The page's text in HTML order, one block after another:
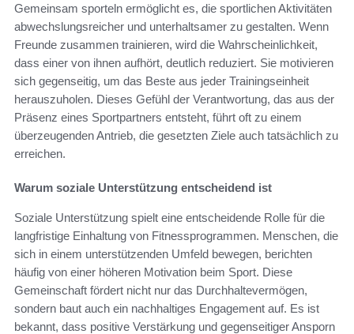
Gemeinsam sporteln ermöglicht es, die sportlichen Aktivitäten
abwechslungsreicher und unterhaltsamer zu gestalten. Wenn
Freunde zusammen trainieren, wird die Wahrscheinlichkeit,
dass einer von ihnen aufhört, deutlich reduziert. Sie motivieren
sich gegenseitig, um das Beste aus jeder Trainingseinheit
herauszuholen. Dieses Gefühl der Verantwortung, das aus der
Präsenz eines Sportpartners entsteht, führt oft zu einem
überzeugenden Antrieb, die gesetzten Ziele auch tatsächlich zu
erreichen.
Warum soziale Unterstützung entscheidend ist
Soziale Unterstützung spielt eine entscheidende Rolle für die
langfristige Einhaltung von Fitnessprogrammen. Menschen, die
sich in einem unterstützenden Umfeld bewegen, berichten
häufig von einer höheren Motivation beim Sport. Diese
Gemeinschaft fördert nicht nur das Durchhaltevermögen,
sondern baut auch ein nachhaltiges Engagement auf. Es ist
bekannt, dass positive Verstärkung und gegenseitiger Ansporn